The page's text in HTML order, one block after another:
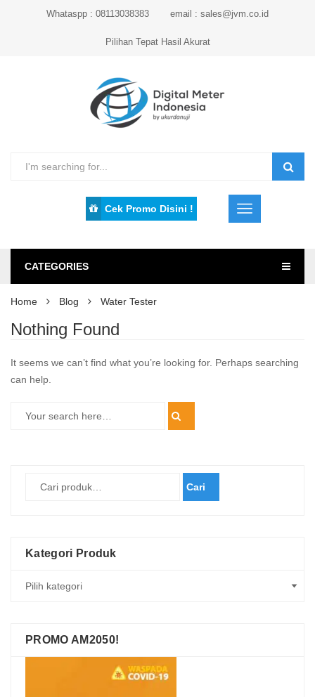
Whataspp : 08113038383 email : sales@jvm.co.id
Pilihan Tepat Hasil Akurat
Cek Promo Disini !
CATEGORIES
Home Blog Water Tester
Nothing Found
It seems we can’t find what you’re looking for. Perhaps searching
can help.
Cari
Kategori Produk
PROMO AM2050!